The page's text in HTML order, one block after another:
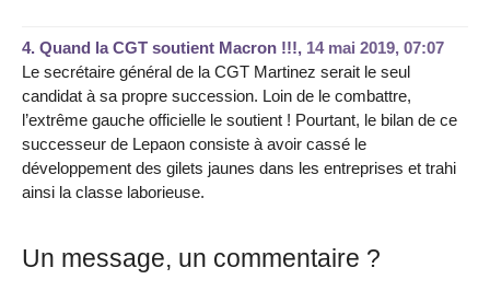
4. Quand la CGT soutient Macron !!!, 14 mai 2019, 07:07
Le secrétaire général de la CGT Martinez serait le seul
candidat à sa propre succession. Loin de le combattre,
l’extrême gauche officielle le soutient ! Pourtant, le bilan de ce
successeur de Lepaon consiste à avoir cassé le
développement des gilets jaunes dans les entreprises et trahi
ainsi la classe laborieuse.
Un message, un commentaire ?